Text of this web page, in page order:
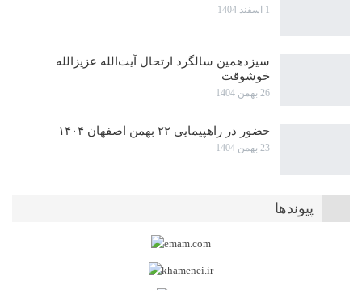
1 اسفند 1404
سیزدهمین سالگرد ارتحال آیت‌الله عزیزالله
خوشوقت
26 بهمن 1404
حضور در راهپیمایی ۲۲ بهمن اصفهان ۱۴۰۴
23 بهمن 1404
پیوندها